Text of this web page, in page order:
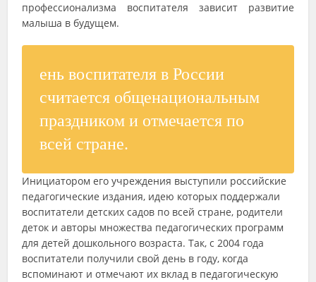
профессионализма воспитателя зависит развитие
малыша в будущем.
ень воспитателя в России
считается общенациональным
праздником и отмечается по
всей стране.
Инициатором его учреждения выступили российские
педагогические издания, идею которых поддержали
воспитатели детских садов по всей стране, родители
деток и авторы множества педагогических программ
для детей дошкольного возраста. Так, с 2004 года
воспитатели получили свой день в году, когда
вспоминают и отмечают их вклад в педагогическую